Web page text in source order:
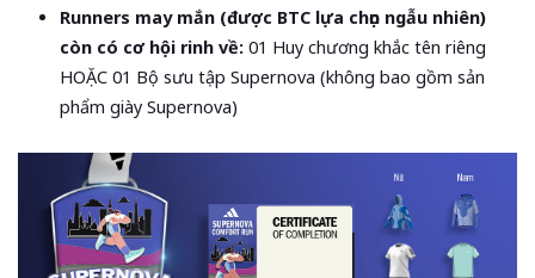
Runners may mắn (được BTC lựa chọn ngẫu nhiên)
còn có cơ hội rinh về: 01 Huy chương khắc tên riêng
HOẶC 01 Bộ sưu tập Supernova (không bao gồm sản
phẩm giày Supernova)